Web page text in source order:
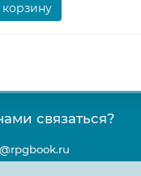
корзину
связаться?